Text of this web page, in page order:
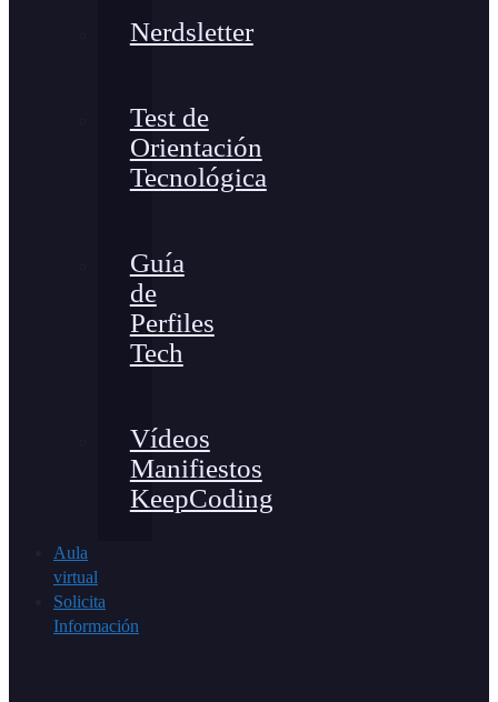
Nerdsletter
Test de
Orientación
Tecnológica
Guía
de
Perfiles
Tech
Vídeos
Manifiestos
KeepCoding
Aula
virtual
Solicita
Información